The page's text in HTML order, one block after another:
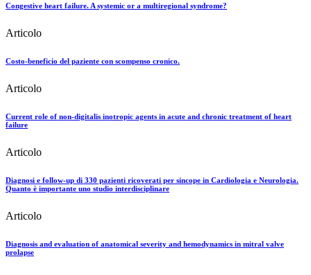
Congestive heart failure. A systemic or a multiregional syndrome?
Articolo
Costo-beneficio del paziente con scompenso cronico.
Articolo
Current role of non-digitalis inotropic agents in acute and chronic treatment of heart
failure
Articolo
Diagnosi e follow-up di 330 pazienti ricoverati per sincope in Cardiologia e Neurologia.
Quanto è importante uno studio interdisciplinare
Articolo
Diagnosis and evaluation of anatomical severity and hemodynamics in mitral valve
prolapse